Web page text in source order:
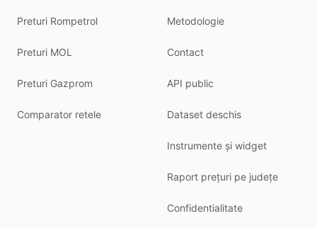
Preturi Rompetrol
Preturi MOL
Preturi Gazprom
Comparator retele
Metodologie
Contact
API public
Dataset deschis
Instrumente și widget
Raport prețuri pe județe
Confidentialitate